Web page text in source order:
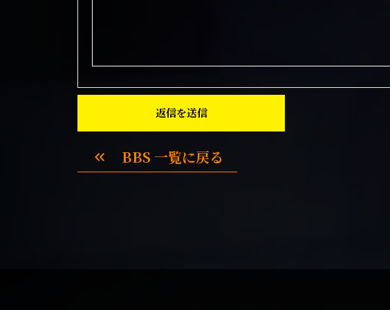
返信を送信
keyboard_double_arrow_left BBS 一覧に戻る